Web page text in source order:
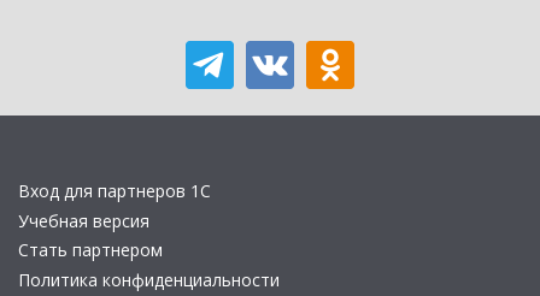
Вход для партнеров 1С
Учебная версия
Стать партнером
Политика конфиденциальности